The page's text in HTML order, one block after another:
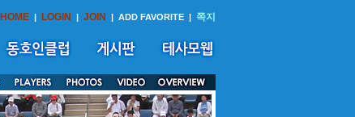
HOME | LOGIN | JOIN | ADD FAVORITE | 쪽지